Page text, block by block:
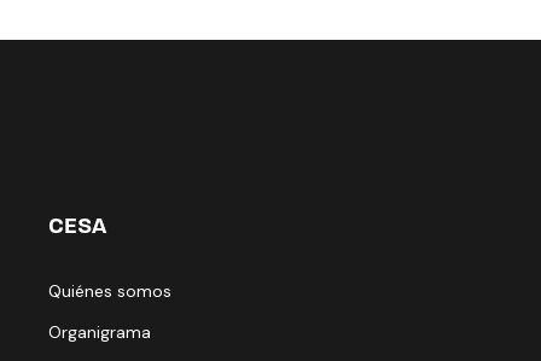
CESA
Quiénes somos
Organigrama